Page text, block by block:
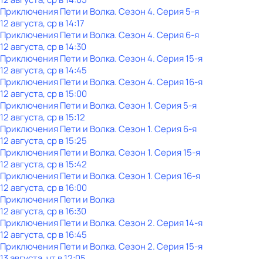
Приключения Пети и Волка. Сезон 4. Серия 5-я
12 августа, ср в 14:17
Приключения Пети и Волка. Сезон 4. Серия 6-я
12 августа, ср в 14:30
Приключения Пети и Волка. Сезон 4. Серия 15-я
12 августа, ср в 14:45
Приключения Пети и Волка. Сезон 4. Серия 16-я
12 августа, ср в 15:00
Приключения Пети и Волка. Сезон 1. Серия 5-я
12 августа, ср в 15:12
Приключения Пети и Волка. Сезон 1. Серия 6-я
12 августа, ср в 15:25
Приключения Пети и Волка. Сезон 1. Серия 15-я
12 августа, ср в 15:42
Приключения Пети и Волка. Сезон 1. Серия 16-я
12 августа, ср в 16:00
Приключения Пети и Волка
12 августа, ср в 16:30
Приключения Пети и Волка. Сезон 2. Серия 14-я
12 августа, ср в 16:45
Приключения Пети и Волка. Сезон 2. Серия 15-я